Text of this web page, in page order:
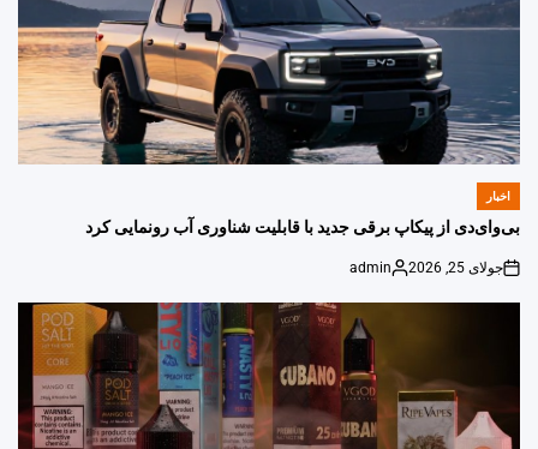
POSTED
اخبار
بی‌وای‌دی از پیکاپ برقی جدید با قابلیت شناوری آب رونمایی کرد
on
جولای 25, 2026
Posted
admin